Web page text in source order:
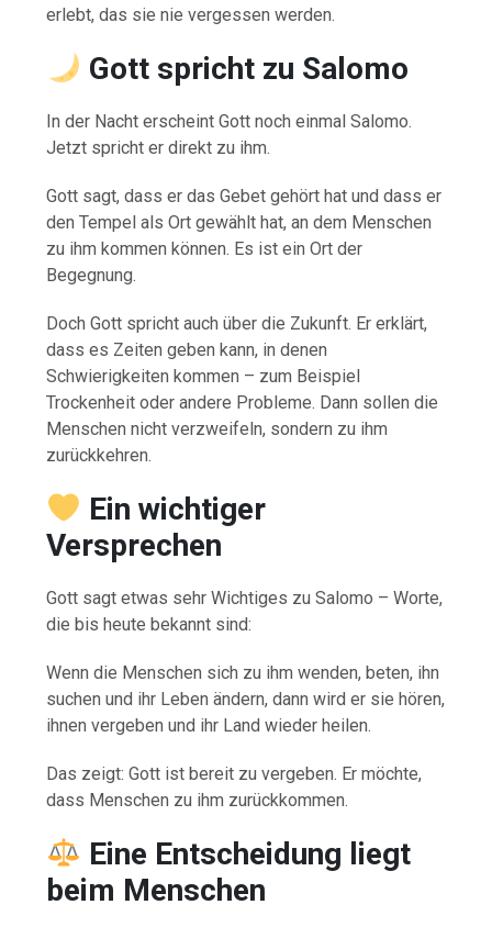
erlebt, das sie nie vergessen werden.
Gott spricht zu Salomo
In der Nacht erscheint Gott noch einmal Salomo.
Jetzt spricht er direkt zu ihm.
Gott sagt, dass er das Gebet gehört hat und dass er
den Tempel als Ort gewählt hat, an dem Menschen
zu ihm kommen können. Es ist ein Ort der
Begegnung.
Doch Gott spricht auch über die Zukunft. Er erklärt,
dass es Zeiten geben kann, in denen
Schwierigkeiten kommen – zum Beispiel
Trockenheit oder andere Probleme. Dann sollen die
Menschen nicht verzweifeln, sondern zu ihm
zurückkehren.
Ein wichtiger
Versprechen
Gott sagt etwas sehr Wichtiges zu Salomo – Worte,
die bis heute bekannt sind:
Wenn die Menschen sich zu ihm wenden, beten, ihn
suchen und ihr Leben ändern, dann wird er sie hören,
ihnen vergeben und ihr Land wieder heilen.
Das zeigt: Gott ist bereit zu vergeben. Er möchte,
dass Menschen zu ihm zurückkommen.
Eine Entscheidung liegt
beim Menschen